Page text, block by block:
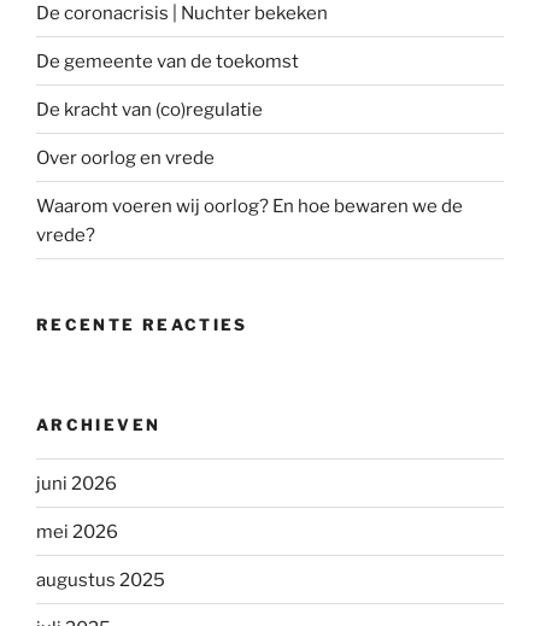
De coronacrisis | Nuchter bekeken
De gemeente van de toekomst
De kracht van (co)regulatie
Over oorlog en vrede
Waarom voeren wij oorlog? En hoe bewaren we de
vrede?
RECENTE REACTIES
ARCHIEVEN
juni 2026
mei 2026
augustus 2025